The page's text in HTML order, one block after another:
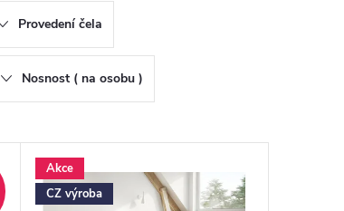
Provedení čela
Nosnost ( na osobu )
Akce
CZ výroba